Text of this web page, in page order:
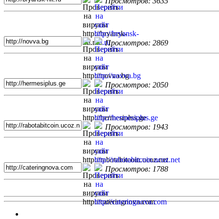
Просмотров: 2869
Просмотров: 2050
Просмотров: 1943
Просмотров: 1788